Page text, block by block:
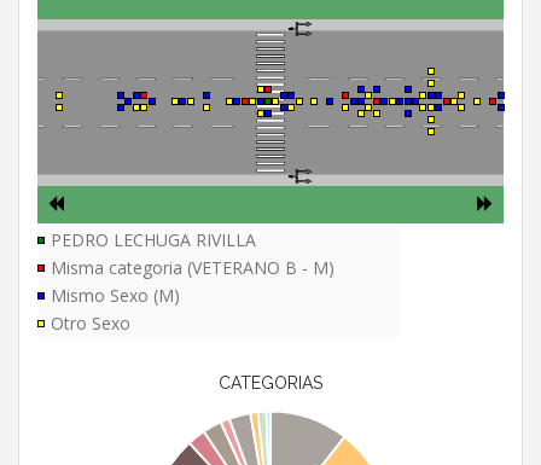
PEDRO LECHUGA RIVILLA
Misma categoria (VETERANO B - M)
Mismo Sexo (M)
Otro Sexo
CATEGORIAS